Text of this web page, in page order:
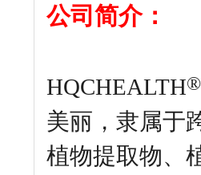
公司简介：
HQCHEALTH®
美丽，隶属于
植物提取物、